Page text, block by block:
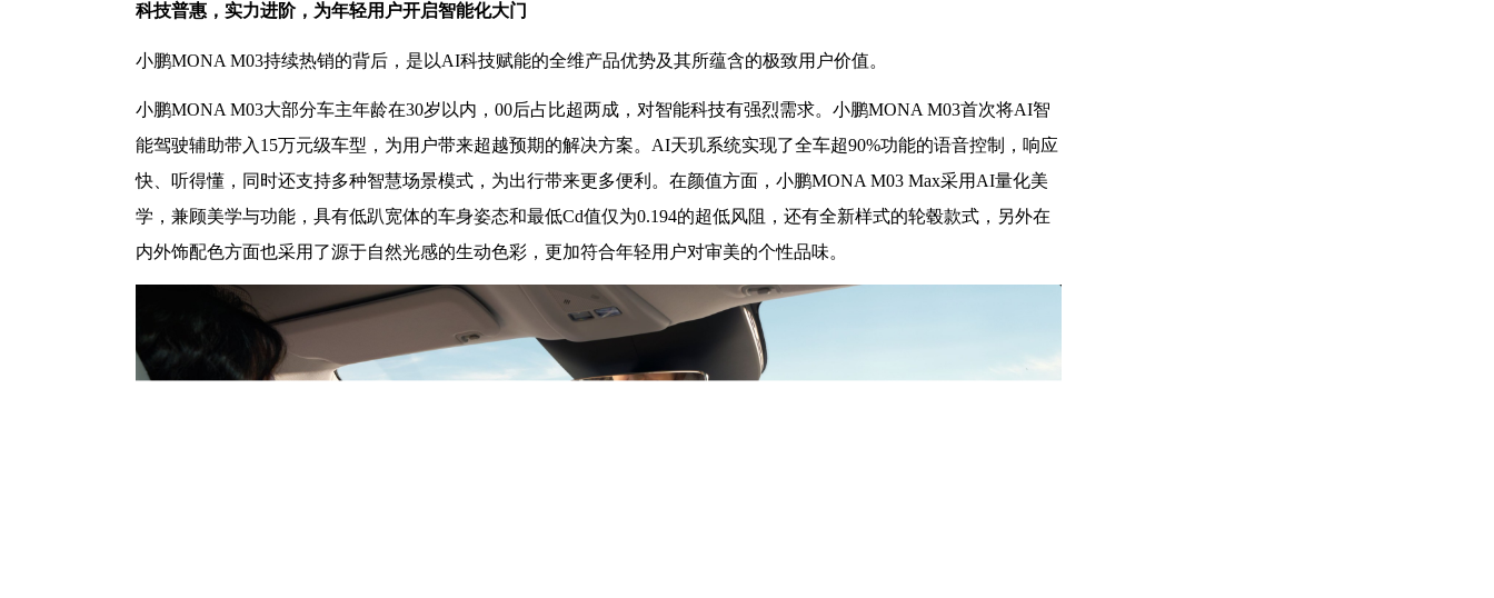
科技普惠，实力进阶，为年轻用户开启智能化大门
小鹏MONA M03持续热销的背后，是以AI科技赋能的全维产品优势及其所蕴含的极致用户价值。
小鹏MONA M03大部分车主年龄在30岁以内，00后占比超两成，对智能科技有强烈需求。小鹏MONA M03首次将AI智
能驾驶辅助带入15万元级车型，为用户带来超越预期的解决方案。AI天玑系统实现了全车超90%功能的语音控制，响应
快、听得懂，同时还支持多种智慧场景模式，为出行带来更多便利。在颜值方面，小鹏MONA M03 Max采用AI量化美
学，兼顾美学与功能，具有低趴宽体的车身姿态和最低Cd值仅为0.194的超低风阻，还有全新样式的轮毂款式，另外在
内外饰配色方面也采用了源于自然光感的生动色彩，更加符合年轻用户对审美的个性品味。